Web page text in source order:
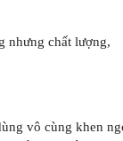
nhưng chất lượng,
vô cùng khen